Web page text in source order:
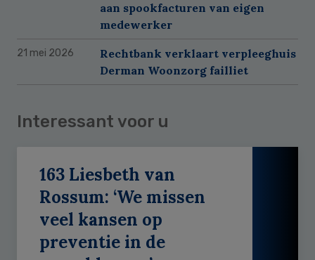
aan spookfacturen van eigen
medewerker
21 mei 2026
Rechtbank verklaart verpleeghuis
Derman Woonzorg failliet
Interessant voor u
163 Liesbeth van
Rossum: ‘We missen
veel kansen op
preventie in de